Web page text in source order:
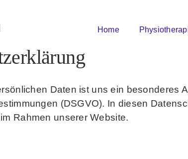
Home
Home
Daten ist uns ein besonderes
(DSGVO). In diesen
Rahmen unserer Website.